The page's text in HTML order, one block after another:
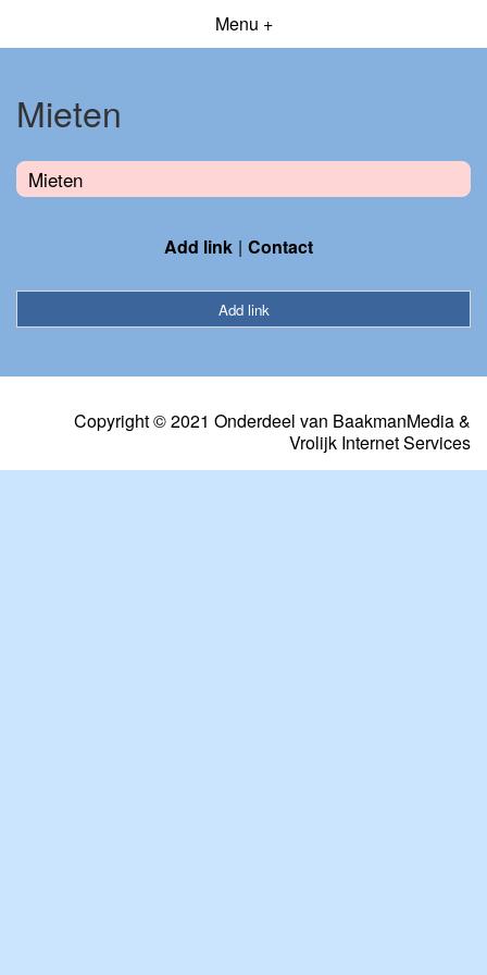
Menu +
Mieten
Mieten
Add link Contact
Add link
Copyright © 2021 Onderdeel van BaakmanMedia&
Vrolijk Internet Services